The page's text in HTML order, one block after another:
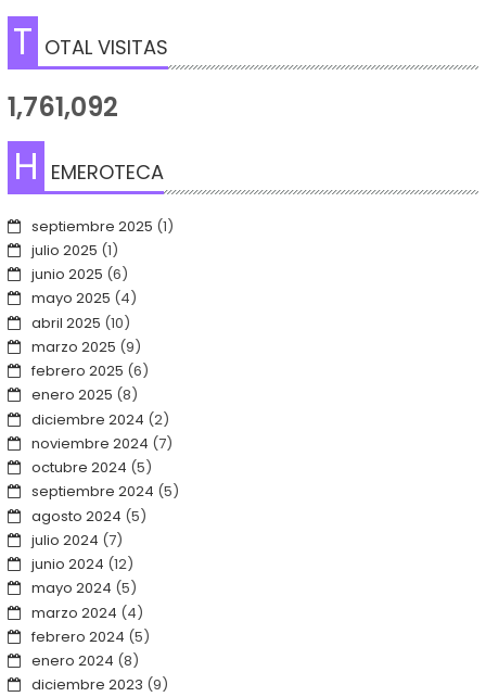
T OTAL VISITAS
1,761,092
H EMEROTECA
septiembre 2025 (1)
julio 2025 (1)
junio 2025 (6)
mayo 2025 (4)
abril 2025 (10)
marzo 2025 (9)
febrero 2025 (6)
enero 2025 (8)
diciembre 2024 (2)
noviembre 2024 (7)
octubre 2024 (5)
septiembre 2024 (5)
agosto 2024 (5)
julio 2024 (7)
junio 2024 (12)
mayo 2024 (5)
marzo 2024 (4)
febrero 2024 (5)
enero 2024 (8)
diciembre 2023 (9)